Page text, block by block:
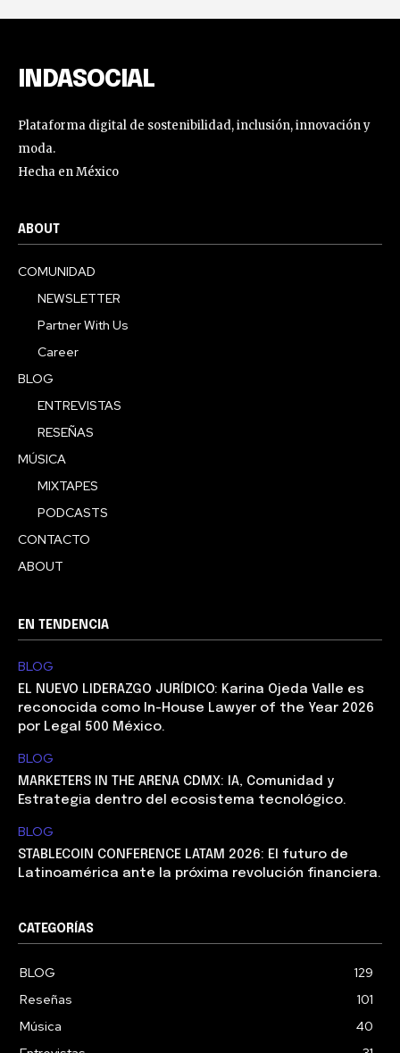
INDASOCIAL
Plataforma digital de sostenibilidad, inclusión, innovación y
moda.
Hecha en México
ABOUT
COMUNIDAD
NEWSLETTER
Partner With Us
Career
BLOG
ENTREVISTAS
RESEÑAS
MÚSICA
MIXTAPES
PODCASTS
CONTACTO
ABOUT
EN TENDENCIA
BLOG
EL NUEVO LIDERAZGO JURÍDICO: Karina Ojeda Valle es
reconocida como In-House Lawyer of the Year 2026
por Legal 500 México.
BLOG
MARKETERS IN THE ARENA CDMX: IA, Comunidad y
Estrategia dentro del ecosistema tecnológico.
BLOG
STABLECOIN CONFERENCE LATAM 2026: El futuro de
Latinoamérica ante la próxima revolución financiera.
CATEGORÍAS
BLOG
129
Reseñas
101
Música
40